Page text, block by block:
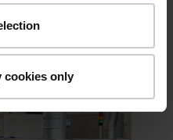
cookies only
候中和。